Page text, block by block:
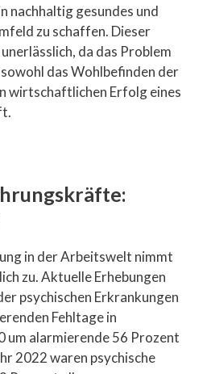
nachhaltig gesundes und
zu schaffen. Dieser
da das Problem
das Wohlbefinden der
wirtschaftlichen Erfolg eines
in der Arbeitswelt nimmt
zu. Aktuelle Erhebungen
psychischen Erkrankungen
Fehltage in
um alarmierende 56 Prozent
2022 waren psychische